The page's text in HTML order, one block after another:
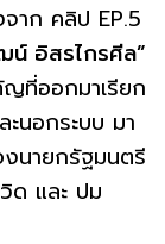
าก คลิป EP.5
อิสรไกรศีล”
ที่ออกมาเรียก
ะนอกระบบ มา
งนายกรัฐมนตรี
ด และ ปม